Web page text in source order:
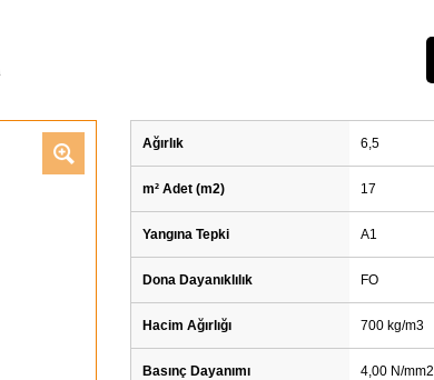
Ağırlık 6,5
m² Adet (m2) 17
Yangına Tepki A1
Dona Dayanıklılık FO
Hacim Ağırlığı 700 kg/m3
Basınç Dayanımı 4,00 N/mm2